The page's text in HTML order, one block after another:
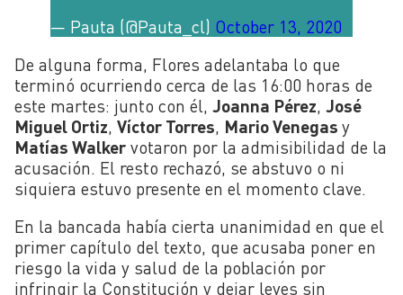
— Pauta (@Pauta_cl) October 13, 2020
De alguna forma, Flores adelantaba lo que
terminó ocurriendo cerca de las 16:00 horas de
este martes: junto con él, Joanna Pérez, José
Miguel Ortiz, Víctor Torres, Mario Venegas y
Matías Walker votaron por la admisibilidad de la
acusación. El resto rechazó, se abstuvo o ni
siquiera estuvo presente en el momento clave.
En la bancada había cierta unanimidad en que el
primer capítulo del texto, que acusaba poner en
riesgo la vida y salud de la población por
infringir la Constitución y dejar leyes sin